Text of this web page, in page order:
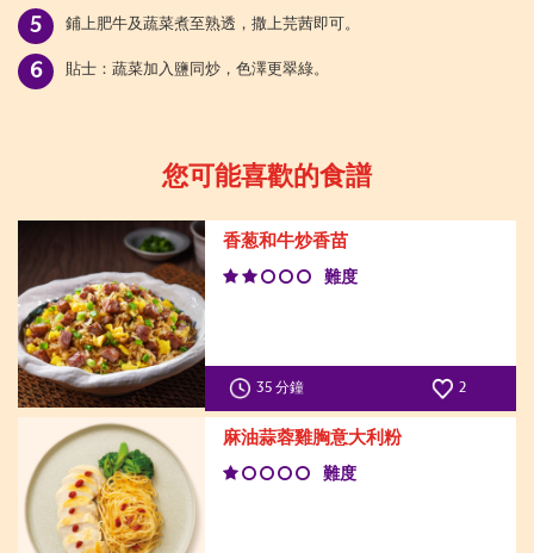
鋪上肥牛及蔬菜煮至熟透，撒上芫茜即可。
貼士：蔬菜加入鹽同炒，色澤更翠綠。
您可能喜歡的食譜
香葱和牛炒香苗
難度
35 分鐘 2
麻油蒜蓉雞胸意大利粉
難度